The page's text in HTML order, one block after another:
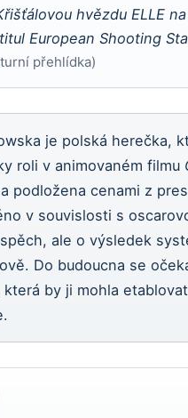
hvězdu ELLE
European Shooting
přehlídka)
je polská herečka,
roli v animovaném filmu
podložena cenami z
v souvislosti s
ale o výsledek
Do budoucna se
která by ji mohla